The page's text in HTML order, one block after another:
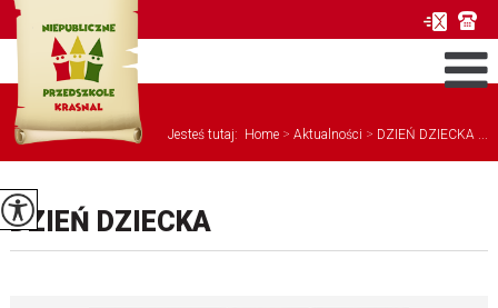
Jesteś tutaj: Home > Aktualności > DZIEŃ DZIECKA ...
DZIEŃ DZIECKA